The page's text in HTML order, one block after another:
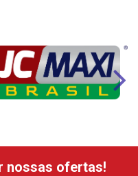
nossas ofertas!